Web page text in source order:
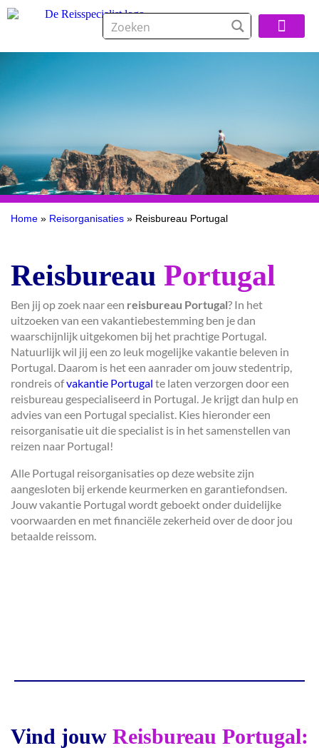
Home » Reisorganisaties » Reisbureau Portugal
Reisbureau Portugal
Ben jij op zoek naar een reisbureau Portugal? In het
uitzoeken van een vakantiebestemming ben je dan
waarschijnlijk uitgekomen bij het prachtige Portugal.
Natuurlijk wil jij een zo leuk mogelijke vakantie beleven in
Portugal. Daarom is het een aanrader om jouw stedentrip,
rondreis ofvakantie Portugal te laten verzorgen door een
reisbureau gespecialiseerd in Portugal. Je krijgt dan hulp en
advies van een Portugal specialist. Kies hieronder een
reisorganisatie uit die specialist is in het samenstellen van
reizen naar Portugal!
Alle Portugal reisorganisaties op deze website zijn
aangesloten bij erkende keurmerken en garantiefondsen.
Jouw vakantie Portugal wordt geboekt onder duidelijke
voorwaarden en met financiële zekerheid over de door jou
betaalde reissom.
Vind jouw Reisbureau Portugal: